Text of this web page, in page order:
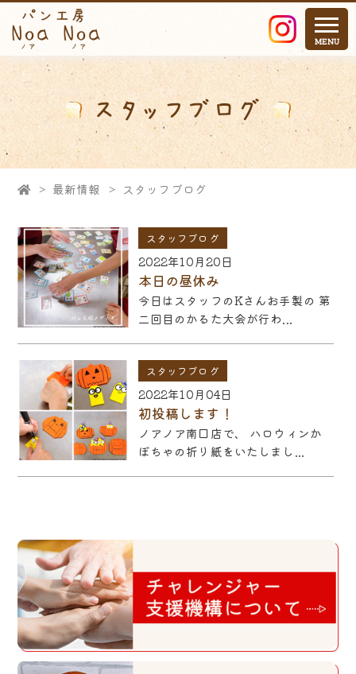
スタッフブログ
> 最新情報 > スタッフブログ
スタッフブログ
2022年10月20日
本日の昼休み
今日はスタッフのKさんお手製の 第
二回目のかるた大会が行わ...
スタッフブログ
2022年10月04日
初投稿します！
ノアノア南口店で、 ハロウィンか
ぼちゃの折り紙をいたしまし...